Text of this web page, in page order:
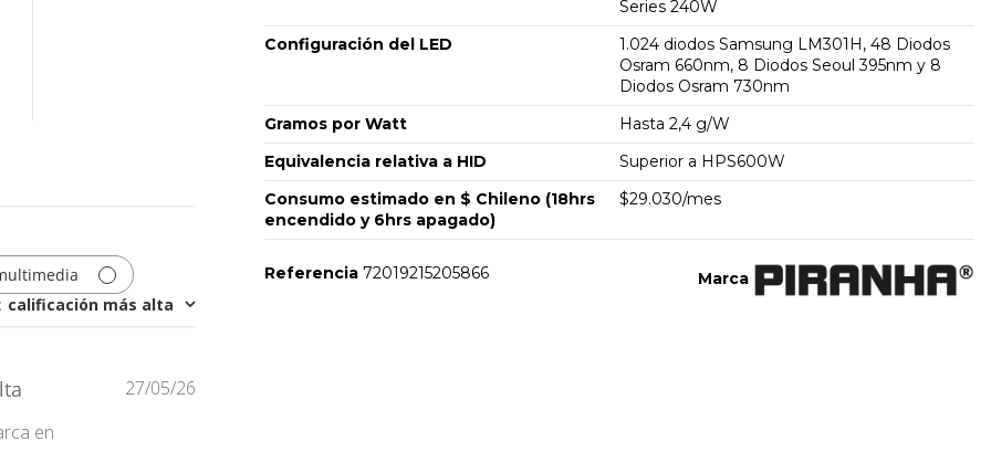
calificación más alta
en
Fecha
27/05/26
Series 240W
Configuración del LED
1.024 diodos Samsung LM301H, 48 Diodos
Osram 660nm, 8 Diodos Seoul 395nm y 8
Diodos Osram 730nm
Gramos por Watt
Hasta 2,4 g/W
Equivalencia relativa a HID
Superior a HPS600W
Consumo estimado en $ Chileno (18hrs
encendido y 6hrs apagado)
$29.030/mes
Marca
Referencia 72019215205866